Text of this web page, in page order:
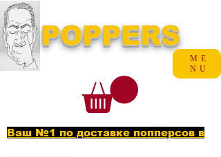
POPPERS
Ваш №1 по доставке попперсов в
ME
NU